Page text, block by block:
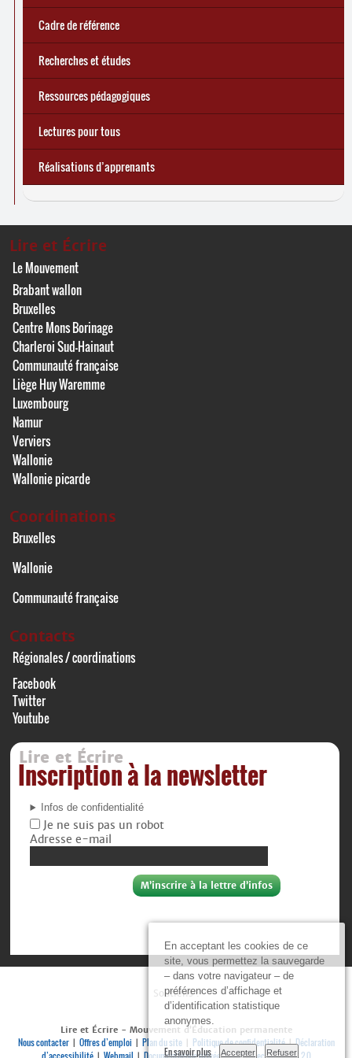
En acceptant les cookies de ce
site, vous permettez la sauvegarde
– dans votre navigateur – de
préférences d’affichage et
d’identification statistique
anonymes.
En savoir plus Accepter Refuser
Cadre de référence
Recherches et études
Ressources pédagogiques
Lectures pour tous
Réalisations d’apprenants
Lire et Écrire
Le Mouvement
Brabant wallon
Bruxelles
Centre Mons Borinage
Charleroi Sud-Hainaut
Communauté française
Liège Huy Waremme
Luxembourg
Namur
Verviers
Wallonie
Wallonie picarde
Coordinations
Bruxelles
Wallonie
Communauté française
Contacts
Régionales / coordinations
Facebook
Twitter
Youtube
Lire et Écrire
Inscription à la newsletter
Infos de confidentialité
Je ne suis pas un robot
Adresse e-mail
Soutiens :
Lire et Écrire - Mouvement d’Éducation permanente
Nous contacter| Offres d’emploi Plan du site| Politique de confidentialité|Déclaration